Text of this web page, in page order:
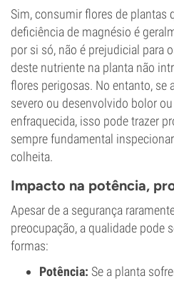
Sim, consumir flores de plantas
deficiência de magnésio é
por si só, não é prejudicial para
deste nutriente na planta não
flores perigosas. No entanto, se
severo ou desenvolvido bolor
enfraquecida, isso pode trazer
sempre fundamental
colheita.
Impacto na potência,
Apesar de a segurança
preocupação, a qualidade pode
formas:
Potência: Se a planta